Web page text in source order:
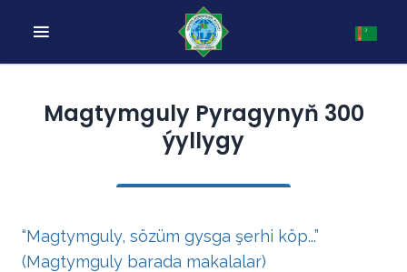
Magtymguly Pyragynyň 300
ýyllygy
“Magtymguly, sözüm gysga şerhi köp...”
(Magtymguly barada makalalar)